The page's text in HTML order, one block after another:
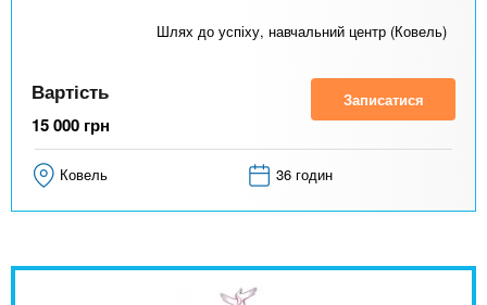
Шлях до успіху, навчальний центр (Ковель)
Вартість
15 000 грн
Записатися
Ковель 36 годин